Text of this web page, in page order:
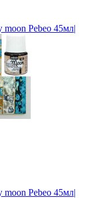
moon Pebeo 45мл|
moon Pebeo 45мл|